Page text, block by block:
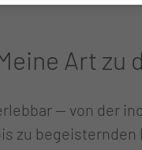
Art zu
— von der
zu